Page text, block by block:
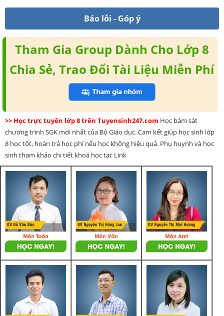
Báo lỗi - Góp ý
Tham Gia Group Dành Cho Lớp 8
Chia Sẻ, Trao Đổi Tài Liệu Miễn Phí
>> Học trực tuyến lớp 8 trên Tuyensinh247.com Học bám sát
chương trình SGK mới nhất của Bộ Giáo dục. Cam kết giúp học sinh lớp
8 học tốt, hoàn trả học phí nếu học không hiệu quả. Phụ huynh và học
sinh tham khảo chi tiết khoá học tại: Link